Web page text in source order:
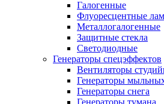
Галогенные
Флуоресцентные
Металлогалогенные
Защитные стекла
Светодиодные
Генераторы спецэффектов
Вентиляторы
Генераторы
Генераторы снега
Генераторы тумана